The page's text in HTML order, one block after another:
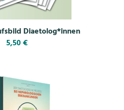
Diaetolog*innen
5,50€